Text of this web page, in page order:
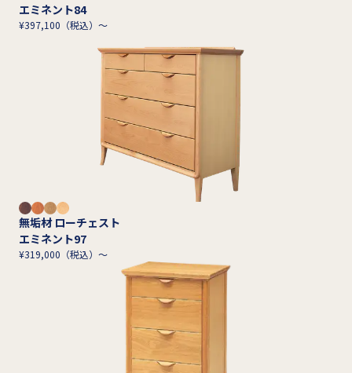
エミネント84
¥397,100（税込）～
無垢材 ローチェスト
エミネント97
¥319,000（税込）～